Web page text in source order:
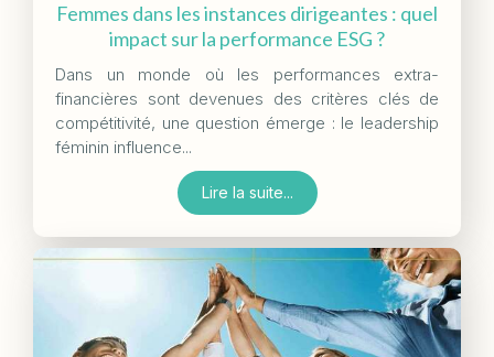
Femmes dans les instances dirigeantes : quel
impact sur la performance ESG ?
Dans un monde où les performances extra-
financières sont devenues des critères clés de
compétitivité, une question émerge : le leadership
féminin influence...
Lire la suite...